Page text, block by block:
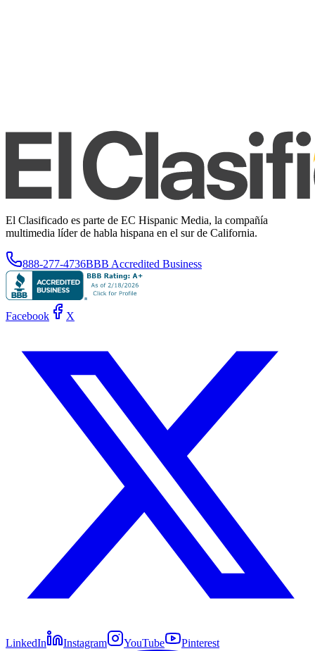
El Clasificado es parte de EC Hispanic Media, la compañía
multimedia líder de habla hispana en el sur de California.
888-277-4736BBB Accredited Business
Facebook X
LinkedIn Instagram YouTube Pinterest